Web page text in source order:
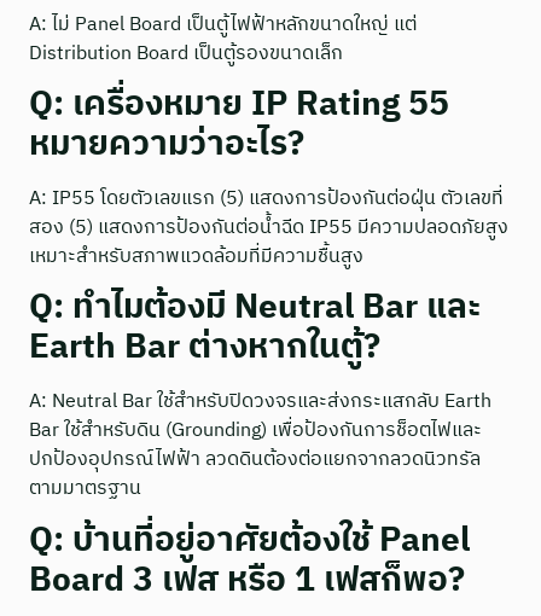
A: ไม่ Panel Board เป็นตู้ไฟฟ้าหลักขนาดใหญ่ แต่
Distribution Board เป็นตู้รองขนาดเล็ก
Q: เครื่องหมาย IP Rating 55
หมายความว่าอะไร?
A: IP55 โดยตัวเลขแรก (5) แสดงการป้องกันต่อฝุ่น ตัวเลขที่
สอง (5) แสดงการป้องกันต่อน้ำฉีด IP55 มีความปลอดภัยสูง
เหมาะสำหรับสภาพแวดล้อมที่มีความชื้นสูง
Q: ทำไมต้องมี Neutral Bar และ
Earth Bar ต่างหากในตู้?
A: Neutral Bar ใช้สำหรับปิดวงจรและส่งกระแสกลับ Earth
Bar ใช้สำหรับดิน (Grounding) เพื่อป้องกันการช็อตไฟและ
ปกป้องอุปกรณ์ไฟฟ้า ลวดดินต้องต่อแยกจากลวดนิวทรัล
ตามมาตรฐาน
Q: บ้านที่อยู่อาศัยต้องใช้ Panel
Board 3 เฟส หรือ 1 เฟสก็พอ?